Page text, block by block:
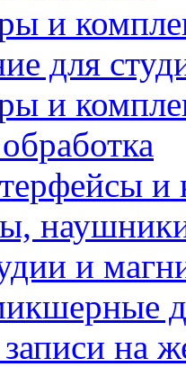
и
для
и
и
и
на